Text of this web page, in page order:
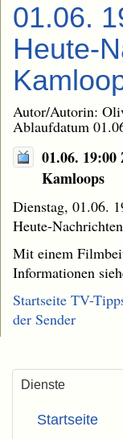
01.06.
Heute-
Autor/Autorin:
Ablaufdatum
01.06.
Kamloops
Dienstag, 01.06.
Heute-Nachrichten
Mit einem
Informationen
Startseite TV-
der Sender
Dienste
Startseite